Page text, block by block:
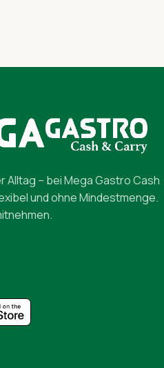
Alltag – bei Mega Gastro Cash
und ohne Mindestmenge.